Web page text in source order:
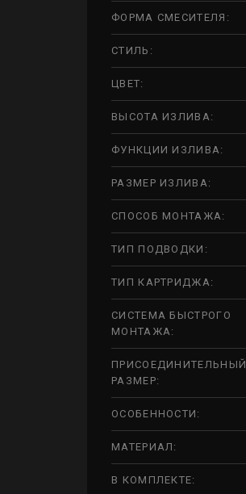
ФОРМА СМЕСИТЕЛЯ:
СТИЛЬ:
ЦВЕТ:
ВЫСОТА ИЗЛИВА:
ФУНКЦИИ ИЗЛИВА:
РАЗМЕР ИЗЛИВА:
СПОСОБ МОНТАЖА:
ТИП ПОДВОДКИ:
ТИП КАРТРИДЖА:
СИСТЕМА БЫСТРОГО
МОНТАЖА:
ПРИСОЕДИНИТЕЛЬНЫЙ
РАЗМЕР:
ОСОБЕННОСТИ:
МАТЕРИАЛ:
В КОМПЛЕКТЕ: